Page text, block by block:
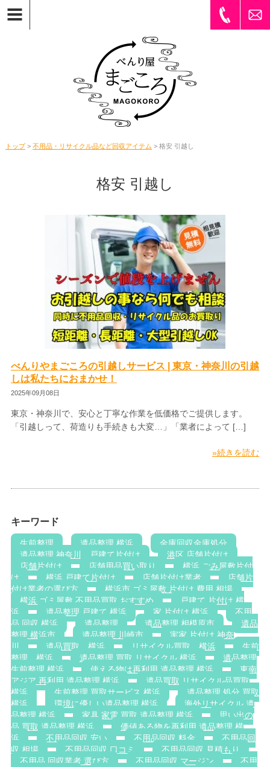
トップ> 不用品・リサイクル品など回収アイテム > 格安 引越し
格安 引越し
べんりやまごころの引越しサービス | 東京・神奈川の引越
しは私たちにおまかせ！
2025年09月08日
東京・神奈川で、安心と丁寧な作業を低価格でご提供します。
「引越しって、荷造りも手続きも大変…」「業者によって […]
»続きを読む
キーワード
生前整理 遺品整理 横浜
金庫回収金庫処分
遺品整理 神奈川，戸建て片付け
港区 店舗片付け
店舗片付け
店舗用品買い取り
横浜 ごみ屋敷片付
け
横浜 戸建て片付け 店舗片付け業者
店舗片
付け業者の選び方
横浜市 ゴミ屋敷 片付け 費用 相場
横浜 ゴミ屋敷 不用品買取 おすすめ
戸建て 片付け 横
浜
遺品整理 戸建て 横浜 家 片付け 横浜
不用
品 回収 横浜
遺品整理 遺品整理 相模原市
遺品
整理 横浜市
遺品整理 川崎市
実家 片付け 神奈
川
遺品買取 横浜 リサイクル買取 横浜
生前
整理 横浜
遺品整理 買取 リサイクル 横浜
遺品整理
生前整理 横浜
使える物は再利用 遺品整理 横浜
東南
アジア 再利用 遺品整理 横浜
遺品買取 リサイクル品買取
横浜
生前整理 買取サービス 横浜
遺品整理 処分 買取
横浜
環境に優しい遺品整理 横浜
海外リサイクル 遺
品整理 横浜
家具 家電 買取 遺品整理 横浜
思い出の
品 買取 遺品整理 横浜
価値ある物を再利用 遺品整理 横
浜
不用品回収 安い 不用品回収 料金
不用品回
収 相場
不用品回収 口コミ
不用品回収 見積もり
不用品 回収業者 選び方
不用品回収 マージン
不用